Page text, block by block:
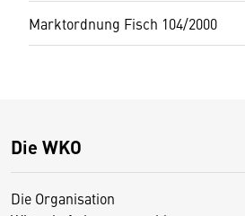
Marktordnung Fisch 104/2000
Die WKO
Die Organisation